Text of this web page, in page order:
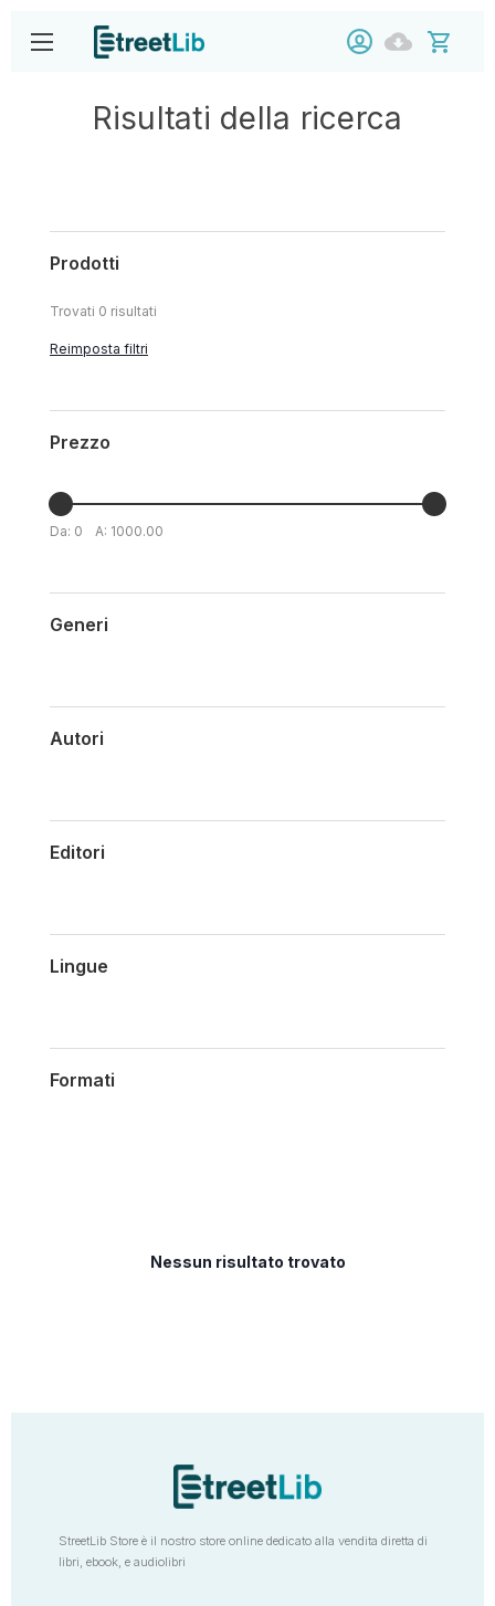
Risultati della ricerca
Prodotti
Trovati 0 risultati
Reimposta filtri
Prezzo
Da: 0 A: 1000.00
Generi
Autori
Editori
Lingue
Formati
Nessun risultato trovato
StreetLib Store è il nostro store online dedicato alla vendita diretta di
libri, ebook, e audiolibri